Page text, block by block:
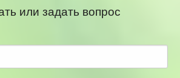
или задать вопрос